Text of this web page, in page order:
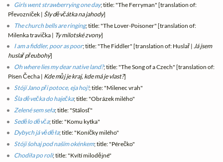
Girls went strawberrying one day; title: "The Ferryman" [translation of:
Převozníček |Šly děvčátka na jahody]
The church bells are ringing; title: "The Lover-Poisoner" [translation of:
Milenka travička | Ty milotské zvony]
I am a fiddler, poor as poor; title: "The Fiddler" [translation of: Huslař |Já jsem
huslař přeubohý]
Oh where lies my dear native land?; title: "The Song of a Czech" [translation of:
Písen Čecha | Kde můj je kraj, kde má je vlast?]
Stójí Jano při potoce, eja hoj!; title: "Milenec vrah"
Šla děvečka do haječka; title: "Obrázek milého"
Zelené sem seła; title: "Stálosť"
Sedělo děvča; title: "Komu kytka"
Dybych já věděła; title: "Koníčky milého"
Stóji šohaj pod naším okénkem; title: "Pérečko"
Chodiła po roli; title: "Kvítí milodějné"